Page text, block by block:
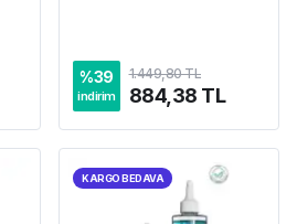
%39
indirim
1.449,80 TL
884,38 TL
KARGO BEDAVA